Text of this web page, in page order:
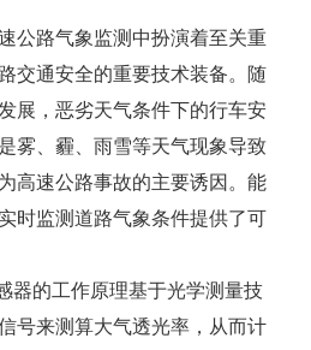
公路气象监测中扮演着至关重
交通安全的重要技术装备。随
展，恶劣天气条件下的行车安
雾、霾、雨雪等天气现象导致
高速公路事故的主要诱因。能
时监测道路气象条件提供了可
器的工作原理基于光学测量技
号来测算大气透光率，从而计